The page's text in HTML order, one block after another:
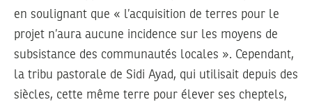
en soulignant que « l’acquisition de terres pour le
projet n’aura aucune incidence sur les moyens de
subsistance des communautés locales ». Cependant,
la tribu pastorale de Sidi Ayad, qui utilisait depuis des
siècles, cette même terre pour élever ses cheptels,